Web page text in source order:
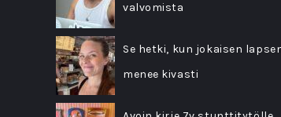
valvomista
Se hetki, kun jokaisen
menee kivasti